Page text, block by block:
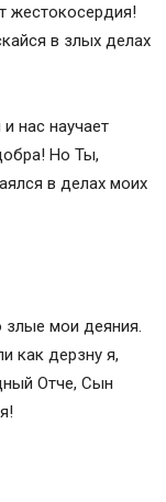
жестокосердия!
в злых делах
нас научает
Но Ты,
в делах моих
мои деяния.
как дерзну я,
Отче, Сын